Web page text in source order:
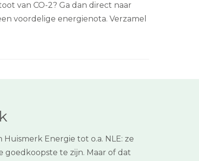
van CO-2? Ga dan direct naar
voordelige energienota. Verzamel
Energie tot o.a. NLE: ze
goedkoopste te zijn. Maar of dat